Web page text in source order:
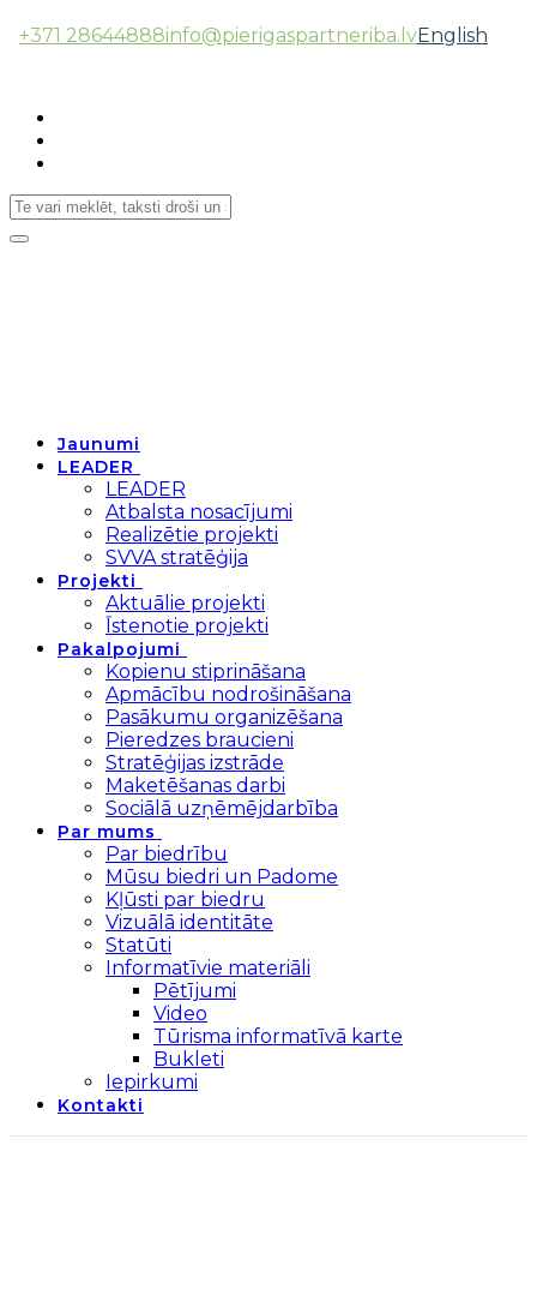
+371 28644888info@pierigaspartneriba.lvEnglish
Toggle
Jaunumi
LEADER
LEADER
Atbalsta nosacījumi
Realizētie projekti
SVVA stratēģija
Projekti
Aktuālie projekti
Īstenotie projekti
Pakalpojumi
Kopienu stiprināšana
Apmācību nodrošināšana
Pasākumu organizēšana
Pieredzes braucieni
Stratēģijas izstrāde
Maketēšanas darbi
Sociālā uzņēmējdarbība
Par mums
Par biedrību
Mūsu biedri un Padome
Kļūsti par biedru
Vizuālā identitāte
Statūti
Informatīvie materiāli
Pētījumi
Video
Tūrisma informatīvā karte
Bukleti
Iepirkumi
Kontakti